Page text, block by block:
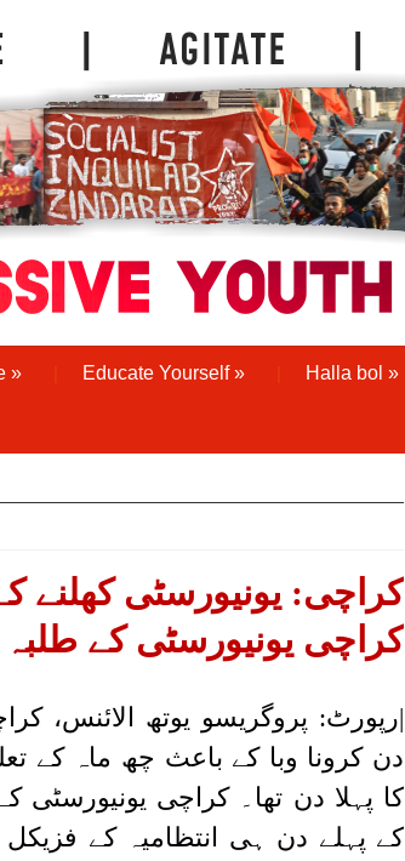
» Educate Yourself» Halla bol »
کراچی: یونیورسٹی کھلنے
کراچی یونیورسٹی کے طلبہ
دن کرونا وبا کے باعث چھ ماہ کے
کا پہلا دن تھا۔ کراچی یونیورسٹی
کے پہلے دن ہی انتظامیہ کے فزیکل